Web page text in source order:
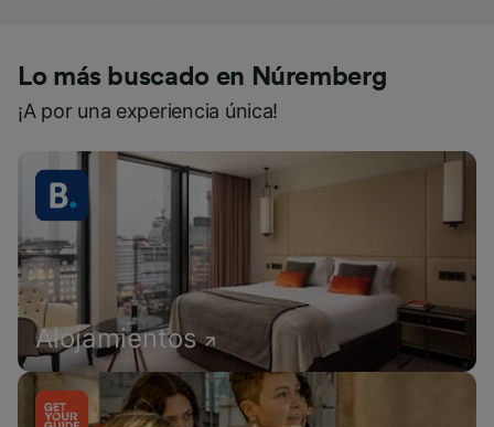
Lo más buscado en Núremberg
¡A por una experiencia única!
Alojamientos